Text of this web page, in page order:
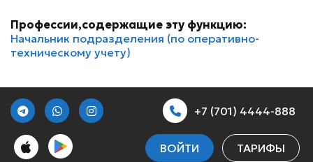
Профессии,содержащие эту функцию:
Начальник подразделения (по оперативно-
техническому учету)
+7 (701) 4444-888
ВОЙТИ ТАРИФЫ